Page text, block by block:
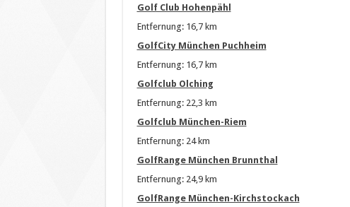
Golf Club Hohenpähl
Entfernung: 16,7 km
GolfCity München Puchheim
Entfernung: 16,7 km
Golfclub Olching
Entfernung: 22,3 km
Golfclub München-Riem
Entfernung: 24 km
GolfRange München Brunnthal
Entfernung: 24,9 km
GolfRange München-Kirchstockach